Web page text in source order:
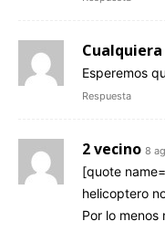
Cualquiera
Esperemos
Respuesta
2 vecino 8
[quote
helicoptero
Por lo menos